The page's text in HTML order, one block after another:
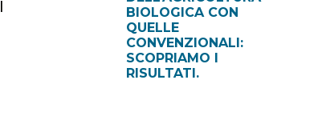
BIOLOGICA CON
QUELLE
CONVENZIONALI:
SCOPRIAMO I
RISULTATI.